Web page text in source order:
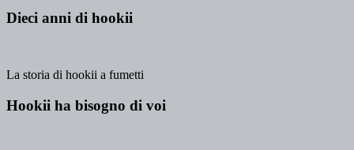
Dieci anni di hookii
La storia di hookii a fumetti
Hookii ha bisogno di voi